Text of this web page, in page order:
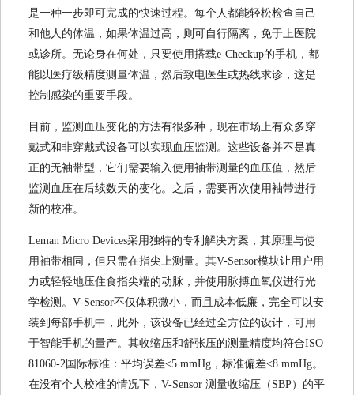
是一种一步即可完成的快速过程。每个人都能轻松检查自己
和他人的体温，如果体温过高，则可自行隔离，免于上医院
或诊所。无论身在何处，只要使用搭载e-Checkup的手机，都
能以医疗级精度测量体温，然后致电医生或热线求诊，这是
控制感染的重要手段。
目前，监测血压变化的方法有很多种，现在市场上有众多穿
戴式和非穿戴式设备可以实现血压监测。这些设备并不是真
正的无袖带型，它们需要输入使用袖带测量的血压值，然后
监测血压在后续数天的变化。之后，需要再次使用袖带进行
新的校准。
Leman Micro Devices采用独特的专利解决方案，其原理与使
用袖带相同，但只需在指尖上测量。其V-Sensor模块让用户用
力或轻轻地压住食指尖端的动脉，并使用脉搏血氧仪进行光
学检测。V-Sensor不仅体积微小，而且成本低廉，完全可以安
装到每部手机中，此外，该设备已经过全方位的设计，可用
于智能手机的量产。其收缩压和舒张压的测量精度均符合ISO
81060-2国际标准：平均误差<5 mmHg，标准偏差<8 mmHg。
在没有个人校准的情况下，V-Sensor 测量收缩压（SBP）的平